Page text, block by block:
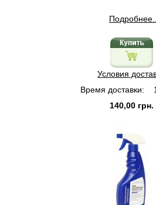
Подробнее...
Условия
Время доставки:
140,00 грн.